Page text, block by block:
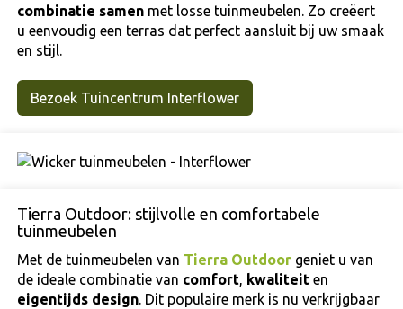
combinatie samen met losse tuinmeubelen. Zo creëert
u eenvoudig een terras dat perfect aansluit bij uw smaak
en stijl.
Bezoek Tuincentrum Interflower
Tierra Outdoor: stijlvolle en comfortabele
tuinmeubelen
Met de tuinmeubelen van Tierra Outdoor geniet u van
de ideale combinatie van comfort, kwaliteit en
eigentijds design. Dit populaire merk is nu verkrijgbaar